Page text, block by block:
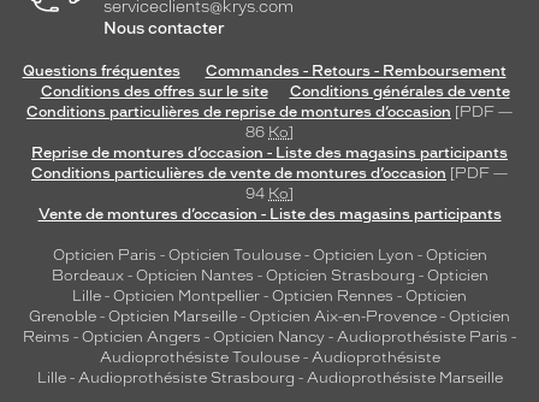
serviceclients@krys.com
Nous contacter
Questions fréquentes
Commandes - Retours - Remboursement
Conditions des offres sur le site
Conditions générales de vente
Conditions particulières de reprise de montures d’occasion [PDF —
86 Ko]
Reprise de montures d’occasion - Liste des magasins participants
Conditions particulières de vente de montures d’occasion [PDF —
94 Ko]
Vente de montures d’occasion - Liste des magasins participants
Opticien Paris - Opticien Toulouse- Opticien Lyon - Opticien
Bordeaux- Opticien Nantes - Opticien Strasbourg - Opticien
Lille - Opticien Montpellier - Opticien Rennes - Opticien
Grenoble - Opticien Marseille - Opticien Aix-en-Provence - Opticien
Reims - Opticien Angers - Opticien Nancy - Audioprothésiste Paris -
Audioprothésiste Toulouse- Audioprothésiste
Lille- Audioprothésiste Strasbourg - Audioprothésiste Marseille